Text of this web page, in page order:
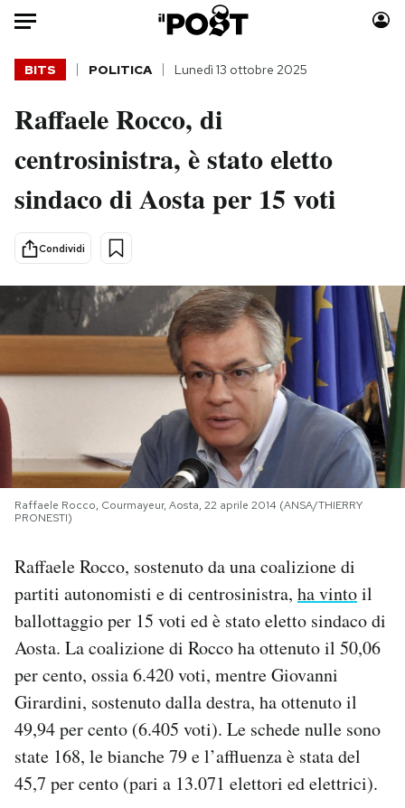
Auto
HOME
Italia
Politica
Tecnologia
Internet
Cultura
Economia
Moda
Consumismi
Europa
Altrecose
Mondiali calcio 2026
NEWSLETTER
I MIEI PREFERITI
SHOP
CALENDARIO
AREA PERSONALE
Area Personale
BITS POLITICA Lunedì 13 ottobre 2025
Raffaele Rocco, di
centrosinistra, è stato eletto
sindaco di Aosta per 15 voti
Condividi
Raffaele Rocco, Courmayeur, Aosta, 22 aprile 2014 (ANSA/THIERRY
PRONESTI)
Raffaele Rocco, sostenuto da una coalizione di
partiti autonomisti e di centrosinistra, ha vintoil
ballottaggio per 15 voti ed è stato eletto sindaco di
Aosta. La coalizione di Rocco ha ottenuto il 50,06
per cento, ossia 6.420 voti, mentre Giovanni
Girardini, sostenuto dalla destra, ha ottenuto il
49,94 per cento (6.405 voti). Le schede nulle sono
state 168, le bianche 79 e l’affluenza è stata del
45,7 per cento (pari a 13.071 elettori ed elettrici).